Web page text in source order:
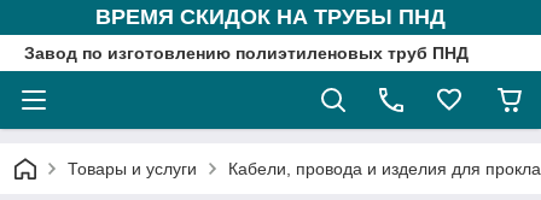
ВРЕМЯ СКИДОК НА ТРУБЫ ПНД
Завод по изготовлению полиэтиленовых труб ПНД
Товары и услуги Кабели, провода и изделия для